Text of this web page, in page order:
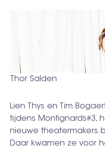
Thor Salden
Lien Thys en Tim
tijdens Montignards#3,
nieuwe theatermakers
Daar kwamen ze voor